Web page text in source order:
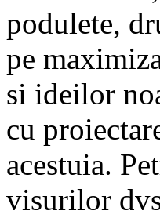
podulete,
pe
si ideilor
cu
acestuia.
visurilor